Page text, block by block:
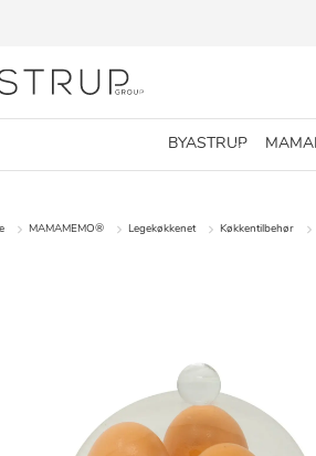
BYASTRUP
MAMAMEMO® Legekøkkenet Køkkentilbehør